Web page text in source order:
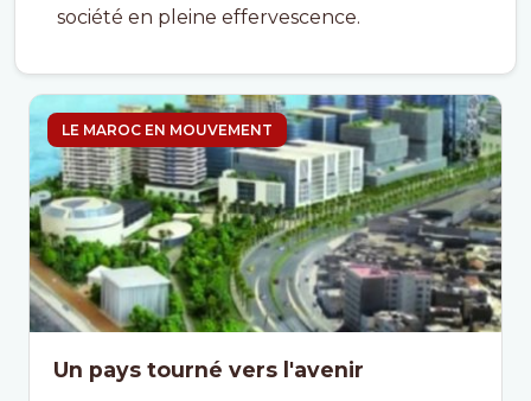
société en pleine effervescence.
LE MAROC EN MOUVEMENT
Un pays tourné vers l'avenir